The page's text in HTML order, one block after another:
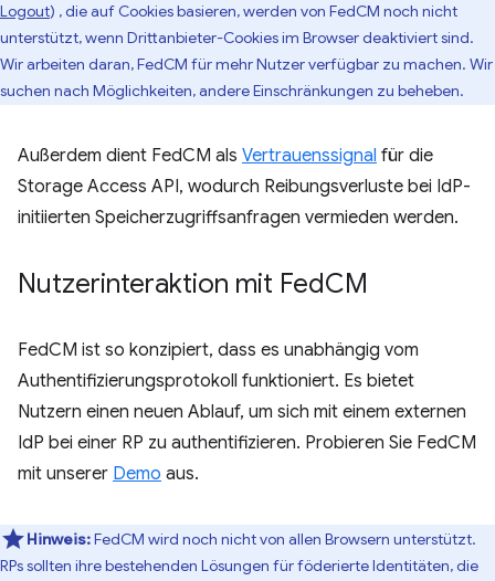
Logout) , die auf Cookies basieren, werden von FedCM noch nicht
unterstützt, wenn Drittanbieter-Cookies im Browser deaktiviert sind.
Wir arbeiten daran, FedCM für mehr Nutzer verfügbar zu machen. Wir
suchen nach Möglichkeiten, andere Einschränkungen zu beheben.
Außerdem dient FedCM als Vertrauenssignal für die
Storage Access API, wodurch Reibungsverluste bei IdP-
initiierten Speicherzugriffsanfragen vermieden werden.
Nutzerinteraktion mit FedCM
FedCM ist so konzipiert, dass es unabhängig vom
Authentifizierungsprotokoll funktioniert. Es bietet
Nutzern einen neuen Ablauf, um sich mit einem externen
IdP bei einer RP zu authentifizieren. Probieren Sie FedCM
mit unserer Demo aus.
Hinweis:FedCM wird noch nicht von allen Browsern unterstützt.
RPs sollten ihre bestehenden Lösungen für föderierte Identitäten, die